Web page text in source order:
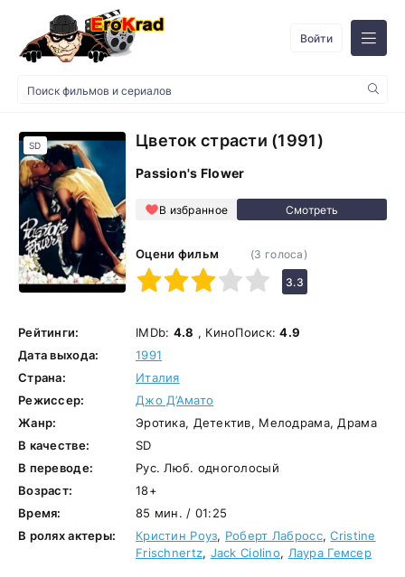
Войти
Цветок страсти (1991)
Passion's Flower
В избранное
SD
Оцени фильм
1
2 3 5
(3 голоса)
3.3
Рейтинги: IMDb: 4.8 , КиноПоиск:4.9
Дата выхода:
1991
Страна:
Италия
Режиссер:
Джо Д’Амато
Жанр:
Эротика, Детектив, Мелодрама, Драма
В качестве:
SD
В переводе:
Рус. Люб. одноголосый
Возраст:
18+
Время:
85 мин. / 01:25
В ролях актеры:
Кристин Роуз, Роберт Лабросс,Cristine
Frischnertz, Jack Ciolino, Лаура Гемсер